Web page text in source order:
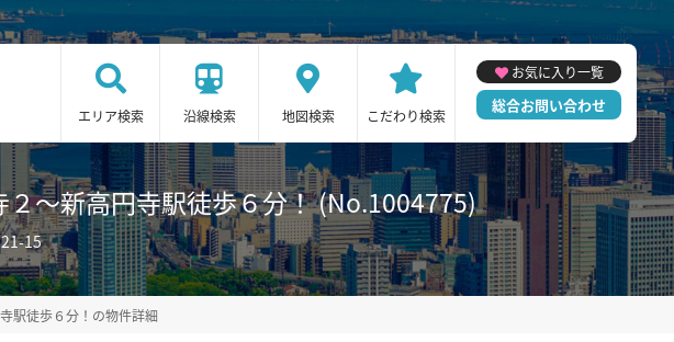
エリア検索 沿線検索 地図検索 こだわり検索
お気に入り一覧
総合お問い合わせ
～新高円寺駅徒歩６分！ (No.1004775)
15
駅徒歩６分！の物件詳細